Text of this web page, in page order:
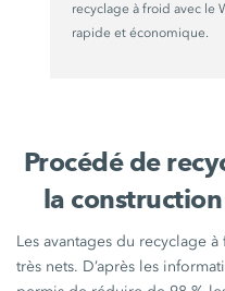
recyclage à froid avec le
rapide et économique.
Procédé de
la
Les avantages du recyclage
très nets. D’après les